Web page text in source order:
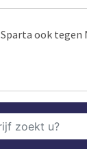
Sparta ook tegen